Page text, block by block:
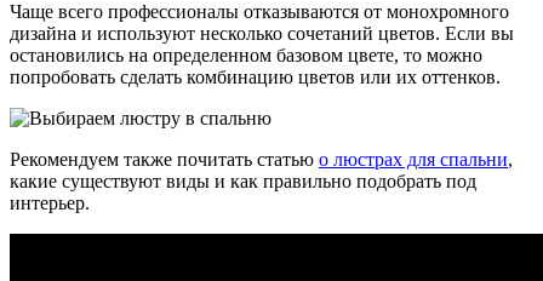
Чаще всего профессионалы отказываются от монохромного
дизайна и используют несколько сочетаний цветов. Если вы
остановились на определенном базовом цвете, то можно
попробовать сделать комбинацию цветов или их оттенков.
Рекомендуем также почитать статью о люстрах для спальни,
какие существуют виды и как правильно подобрать под
интерьер.